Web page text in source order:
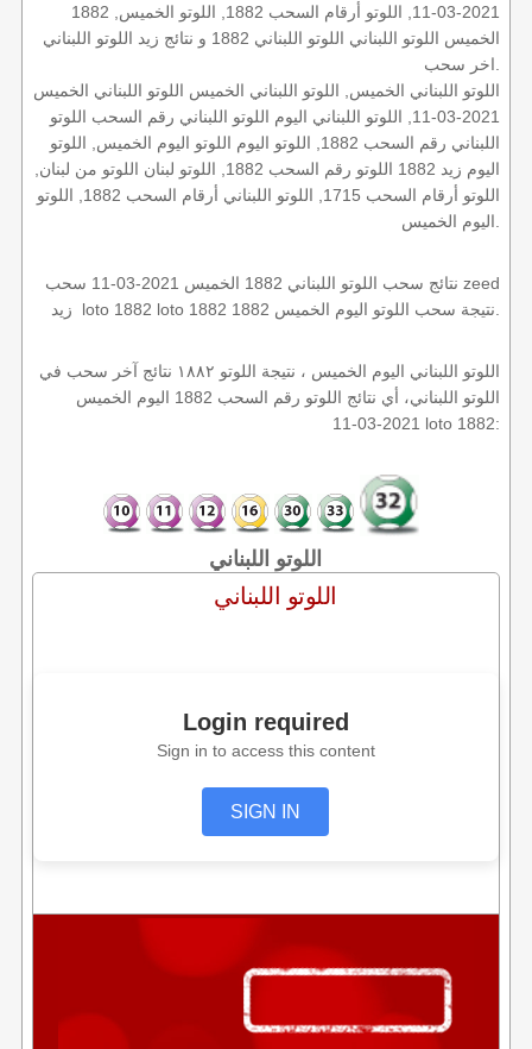
2021-03-11, اللوتو أرقام السحب 1882, اللوتو الخميس, 1882
الخميس اللوتو اللبناني اللوتو اللبناني 1882 و نتائج زيد اللوتو اللبناني
اللوتو اللبناني الخميس, اللوتو اللبناني الخميس اللوتو اللبناني الخميس
2021-03-11, اللوتو اللبناني اليوم اللوتو اللبناني رقم السحب اللوتو
اللبناني رقم السحب 1882, اللوتو اليوم اللوتو اليوم الخميس, اللوتو
اليوم زيد 1882 اللوتو رقم السحب 1882, اللوتو لبنان اللوتو من لبنان,
اللوتو أرقام السحب 1715, اللوتو اللبناني أرقام السحب 1882, اللوتو
نتائج سحب اللوتو اللبناني 1882 الخميس 2021-03-11 سحب zeed
اللوتو اللبناني اليوم الخميس ، نتيجة اللوتو ١٨٨٢ نتائج آخر سحب في
اللوتو اللبناني، أي نتائج اللوتو رقم السحب 1882 اليوم الخميس
2021-03-11 loto 1882:
اللوتو اللبناني
اللوتو اللبناني
Login required
Sign in to access this content
SIGN IN